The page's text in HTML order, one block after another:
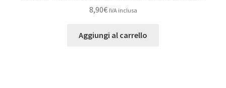
8,90€ IVA inclusa
Aggiungi al carrello